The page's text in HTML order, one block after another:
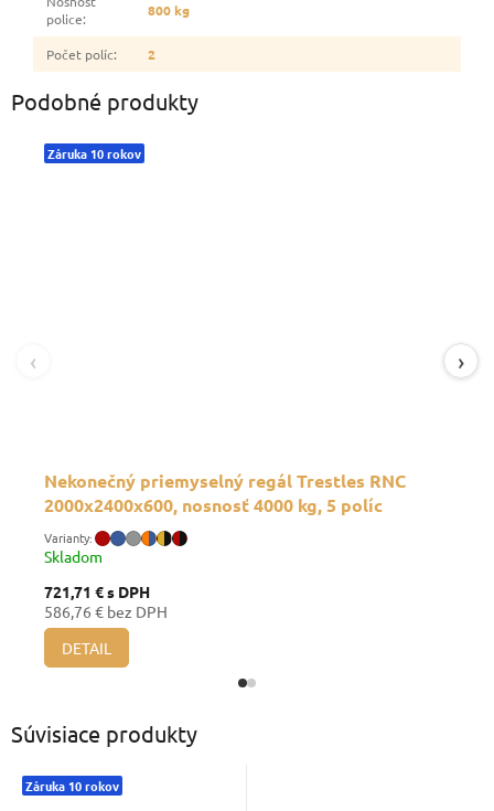
police: 800 kg
Počet políc: 2
Podobné produkty
Záruka 10 rokov
Nekonečný priemyselný regál Trestles RNC
2000x2400x600, nosnosť 4000 kg, 5 políc
Skladom
721,71 €s DPH
586,76 € bez DPH
DETAIL
‹ ›
Súvisiace produkty
Záruka 10 rokov